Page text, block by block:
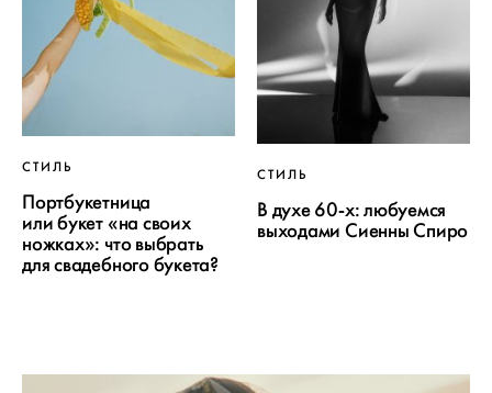
СТИЛЬ
Портбукетница
или букет «на своих
ножках»: что выбрать
для свадебного букета?
СТИЛЬ
В духе 60-х: любуемся
выходами Сиенны Спиро